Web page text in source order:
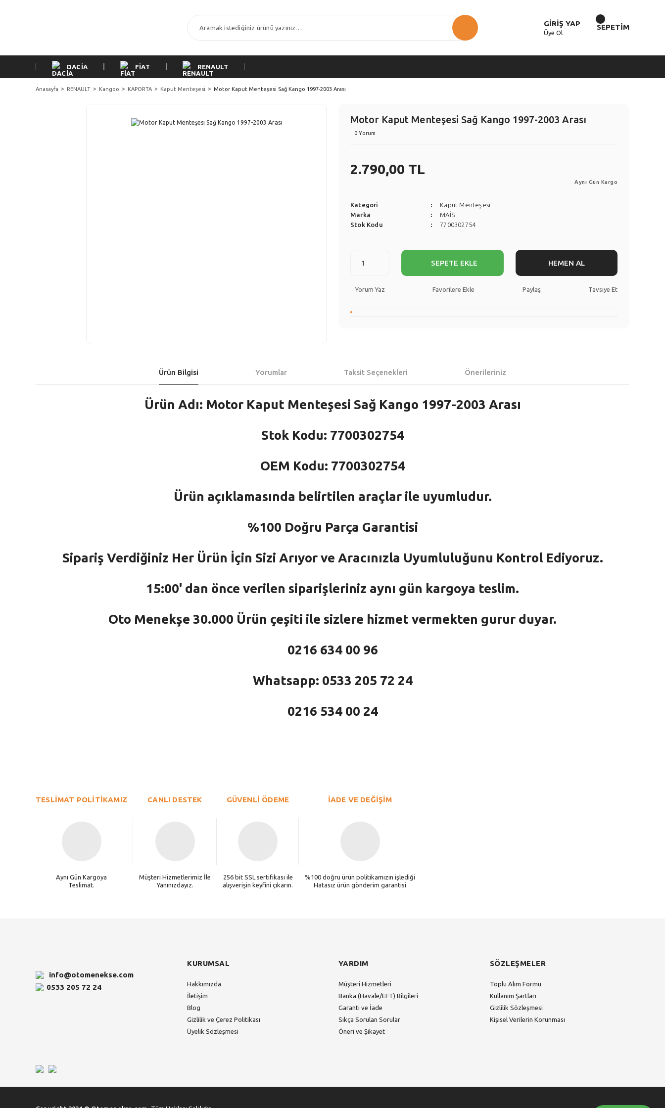
GİRİŞ YAP
Üye Ol
SEPETİM
DACİA FİAT RENAULT
Anasayfa RENAULT Kangoo KAPORTA Kaput Menteşesi Motor Kaput Menteşesi Sağ Kango 1997-2003 Arası
Motor Kaput Menteşesi Sağ Kango 1997-2003 Arası
0 Yorum
2.790,00 TL
Aynı Gün Kargo
Kategori
Kaput Menteşesi
Marka
MAİS
Stok Kodu
7700302754
SEPETE EKLE HEMEN AL
Yorum Yaz Paylaş Tavsiye Et
Ürün Bilgisi Yorumlar Taksit Seçenekleri Önerileriniz
Ürün Adı: Motor Kaput Menteşesi Sağ Kango 1997-2003 Arası
Stok Kodu: 7700302754
OEM Kodu: 7700302754
Ürün açıklamasında belirtilen araçlar ile uyumludur.
%100 Doğru Parça Garantisi
Sipariş Verdiğiniz Her Ürün İçin Sizi Arıyor ve Aracınızla Uyumluluğunu Kontrol Ediyoruz.
15:00' dan önce verilen siparişleriniz aynı gün kargoya teslim.
Oto Menekşe 30.000 Ürün çeşiti ile sizlere hizmet vermekten gurur duyar.
0216 634 00 96
Whatsapp: 0533 205 72 24
0216 534 00 24
Ürün açıklamasında eksik bilgiler bulunuyor.
TESLİMAT POLİTİKAMIZ
Aynı Gün Kargoya
Teslimat.
CANLI DESTEK
Müşteri Hizmetlerimiz İle
Yanınızdayız.
GÜVENLİ ÖDEME
256 bit SSL sertifikası ile
alışverişin keyfini çıkarın.
İADE VE DEĞİŞİM
%100 doğru ürün politikamızın işlediği
Hatasız ürün gönderim garantisi
info@otomenekse.com
0533 205 72 24
KURUMSAL
Hakkımızda
İletişim
Blog
Gizlilik ve Çerez Politikası
Üyelik Sözleşmesi
YARDIM
Müşteri Hizmetleri
Banka (Havale/EFT) Bilgileri
Garanti ve İade
Sıkça Sorulan Sorular
Öneri ve Şikayet
SÖZLEŞMELER
Toplu Alım Formu
Kullanım Şartları
Gizlilik Sözleşmesi
Kişisel Verilerin Korunması